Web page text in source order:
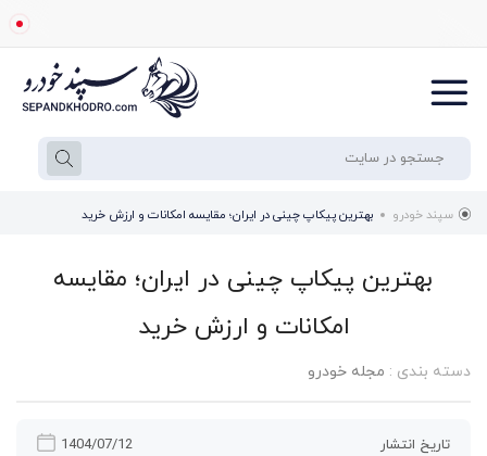
سپند خودرو بهترین پیکاپ چینی در ایران؛ مقایسه امکانات و ارزش خرید
بهترین پیکاپ چینی در ایران؛ مقایسه
امکانات و ارزش خرید
دسته بندی : مجله خودرو
تاریخ انتشار 1404/07/12